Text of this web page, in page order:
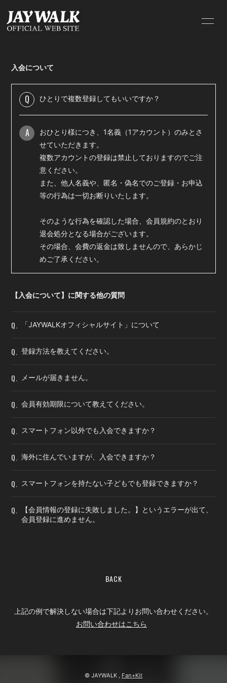
SCHEDULE
VIDEO
DISCOGRAPHY
BLOG
MOVIE
RADIO
GOODS
会員登録 ログイン
入会について
Q ひとりで複数登録してもいいですか？
A
おひとり様につき、1名義（1アカウント）のみとさ
せていただきます。
複数アカウントの登録は禁止しておりますのでご注
意ください。
また、他人名義や、匿名・偽名でのご登録・お申込
等の行為は一切お断りいたします。
そのような行為を確認した場合、会員規約のとおり
退会処分となる場合がございます。
その場合、会費の返金は致しませんので、あらかじ
めご了承ください。
【入会について】に関する他の質問
Q. 「JAYWALKオフィシャルサイト」について
Q. 登録方法を教えてください。
Q. メールが届きません。
Q. 会員有効期限について教えてください。
Q. スマートフォン以外でも入会できますか？
Q. 海外に住んでいますが、入会できますか？
Q. スマートフォンを持たない子どもでも登録できますか？
Q.
【会員情報の登録に失敗しました。】というエラーが出て、
会員登録に進めません。
BACK
上記の例で解決しない場合は下記よりお問い合わせください。
お問い合わせはこちら
© JAYWALK , Fan+Kit